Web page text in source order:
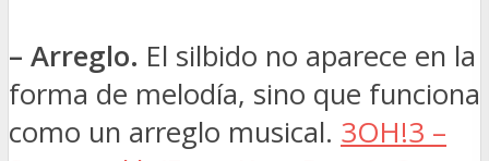
– Arreglo. El silbido no aparece en la
forma de melodía, sino que funciona
como un arreglo musical. 3OH!3 –